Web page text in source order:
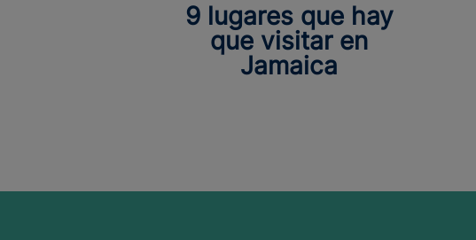
9 lugares que hay
que visitar en
Jamaica